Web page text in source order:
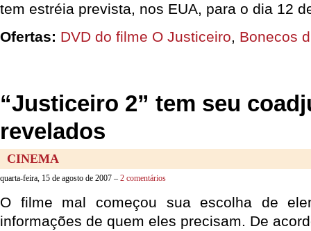
tem estréia prevista, nos EUA, para o dia 12
Ofertas: DVD do filme O Justiceiro, Bonecos
“Justiceiro 2” tem seu
revelados
CINEMA
quarta-feira, 15 de agosto de 2007 – 2 comentários
O filme mal começou sua escolha de
informações de quem eles precisam. De